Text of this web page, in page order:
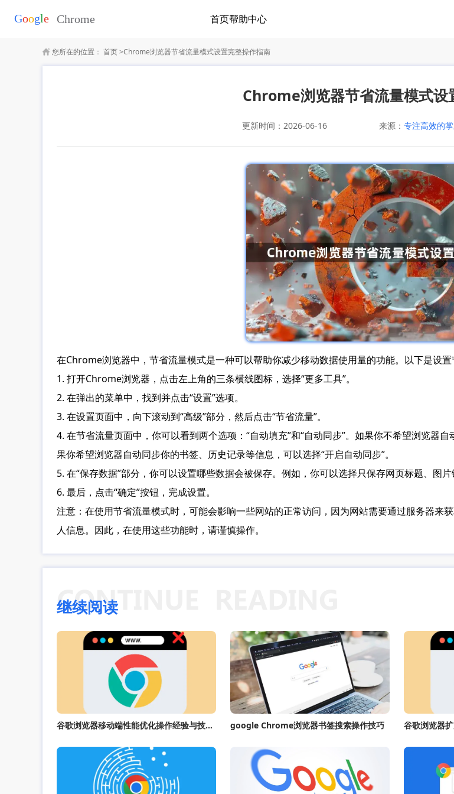
首页帮助中心
您所在的位置： 首页>Chrome浏览器节省流量模式设置完整操作指南
Chrome浏览器节省流量模式设
更新时间：2026-06-16 来源： 专注高效的
在Chrome浏览器中，节省流量模式是一种可以帮助你减少移动数据使用量的功能。以下是设置
1. 打开Chrome浏览器，点击左上角的三条横线图标，选择“更多工具”。
2. 在弹出的菜单中，找到并点击“设置”选项。
3. 在设置页面中，向下滚动到“高级”部分，然后点击“节省流量”。
4. 在节省流量页面中，你可以看到两个选项：“自动填充”和“自动同步”。如果你不希望浏览器
果你希望浏览器自动同步你的书签、历史记录等信息，可以选择“开启自动同步”。
5. 在“保存数据”部分，你可以设置哪些数据会被保存。例如，你可以选择只保存网页标题、图
6. 最后，点击“确定”按钮，完成设置。
注意：在使用节省流量模式时，可能会影响一些网站的正常访问，因为网站需要通过服务器来
人信息。因此，在使用这些功能时，请谨慎操作。
继续阅读
谷歌浏览器移动端性能优化操作经验与技巧教程 google Chrome浏览器书签搜索操作技巧